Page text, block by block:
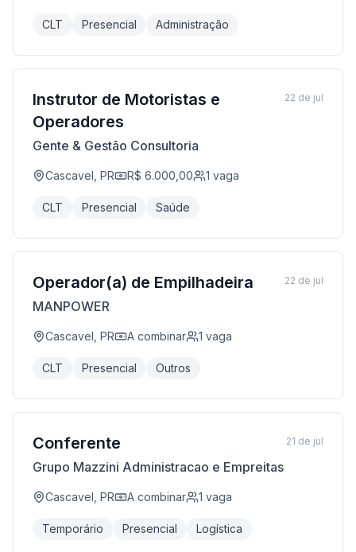
CLT Presencial Administração
Instrutor de Motoristas e
Operadores
Gente & Gestão Consultoria
Cascavel, PR R$ 6.000,00 1 vaga
CLT Presencial Saúde
22 de jul
Operador(a) de Empilhadeira
MANPOWER
Cascavel, PR A combinar 1 vaga
CLT Presencial Outros
22 de jul
Conferente
Grupo Mazzini Administracao e Empreitas
Cascavel, PR A combinar 1 vaga
Temporário Presencial Logística
21 de jul